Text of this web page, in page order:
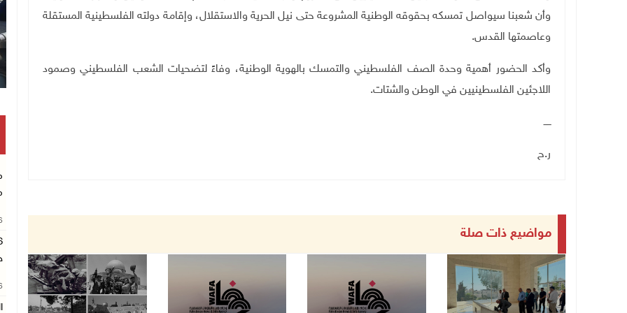
وأن شعبنا سيواصل تمسكه بحقوقه الوطنية المشروعة حتى نيل الحرية والاستقلال، وإقامة دولته الفلسطينية المستقلة
وعاصمتها القدس.
وأكد الحضور أهمية وحدة الصف الفلسطيني والتمسك بالهوية الوطنية، وفاءً لتضحيات الشعب الفلسطيني وصمود
اللاجئين الفلسطينيين في الوطن والشتات.
ـــــ
ر.ح
مواضيع ذات صلة